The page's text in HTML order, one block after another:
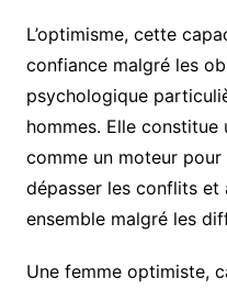
L’optimisme, cette
confiance malgré les
psychologique
hommes. Elle
comme un moteur
dépasser les conflits et
ensemble malgré les
Une femme optimiste,